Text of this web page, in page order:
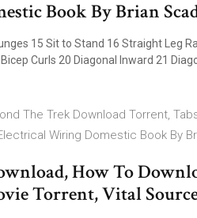
Book By Brian
15 Sit to Stand 16 Straight Leg
Bicep Curls 20 Diagonal Inward 21
The Trek Download Torrent,
Wiring Domestic Book By
How To
Torrent, Vital